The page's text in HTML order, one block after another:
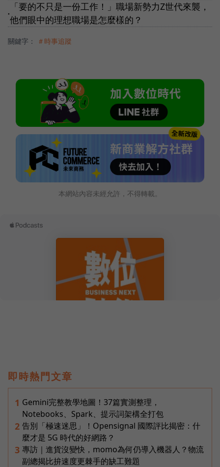
●
「要的不只是一份工作！」職場新勢力Z世代來襲，
他們眼中的理想職場是怎麼樣的？
關鍵字： ＃時事追蹤
本網站內容未經允許，不得轉載。
即時熱門文章
1 Gemini完整教學地圖！37篇實測整理，
Notebooks、Spark、提示詞架構全打包
2 告別「極速迷思」！Opensignal 國際評比揭密：什
麼才是 5G 時代的好網路？
3 專訪｜進貨沒變快，momo為何仍導入機器人？物流
副總揭比拚速度更棘手的缺工難題